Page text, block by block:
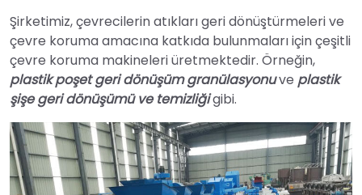
Şirketimiz, çevrecilerin atıkları geri dönüştürmeleri ve
çevre koruma amacına katkıda bulunmaları için çeşitli
çevre koruma makineleri üretmektedir. Örneğin,
plastik poşet geri dönüşüm granülasyonuve plastik
şişe geri dönüşümü ve temizliğigibi.